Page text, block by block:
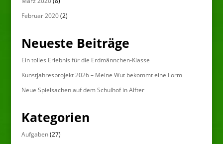
Februar 2020(2)
Neueste Beiträge
Ein tolles Erlebnis für die Erdmännchen-Klasse
Kunstjahresprojekt 2026 – Meine Wut bekommt eine Form
Neue Spielsachen auf dem Schulhof in Alfter
Kategorien
Aufgaben(27)